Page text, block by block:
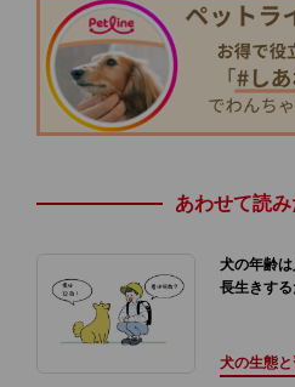
あわせて読
犬の年齢
長生きす
犬の生態